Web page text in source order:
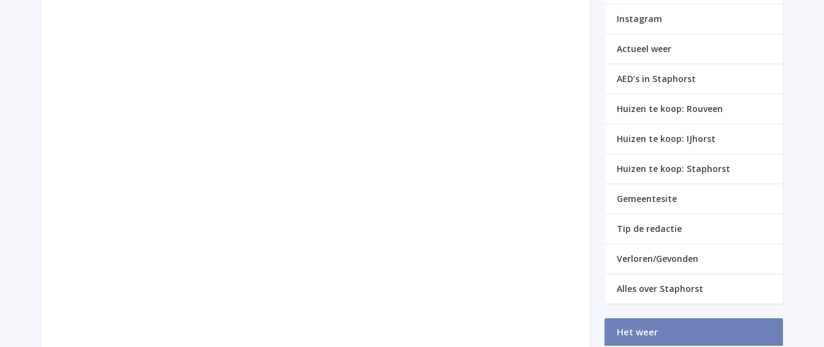
Instagram
Actueel weer
AED’s in Staphorst
Huizen te koop: Rouveen
Huizen te koop: IJhorst
Huizen te koop: Staphorst
Gemeentesite
Tip de redactie
Verloren/Gevonden
Alles over Staphorst
Het weer